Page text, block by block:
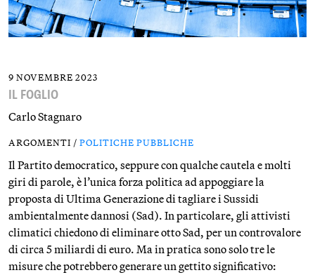
9 NOVEMBRE 2023
IL FOGLIO
Carlo Stagnaro
ARGOMENTI / POLITICHE PUBBLICHE
Il Partito democratico, seppure con qualche cautela e molti
giri di parole, è l’unica forza politica ad appoggiare la
proposta di Ultima Generazione di tagliare i Sussidi
ambientalmente dannosi (Sad). In particolare, gli attivisti
climatici chiedono di eliminare otto Sad, per un controvalore
di circa 5 miliardi di euro. Ma in pratica sono solo tre le
misure che potrebbero generare un gettito significativo: